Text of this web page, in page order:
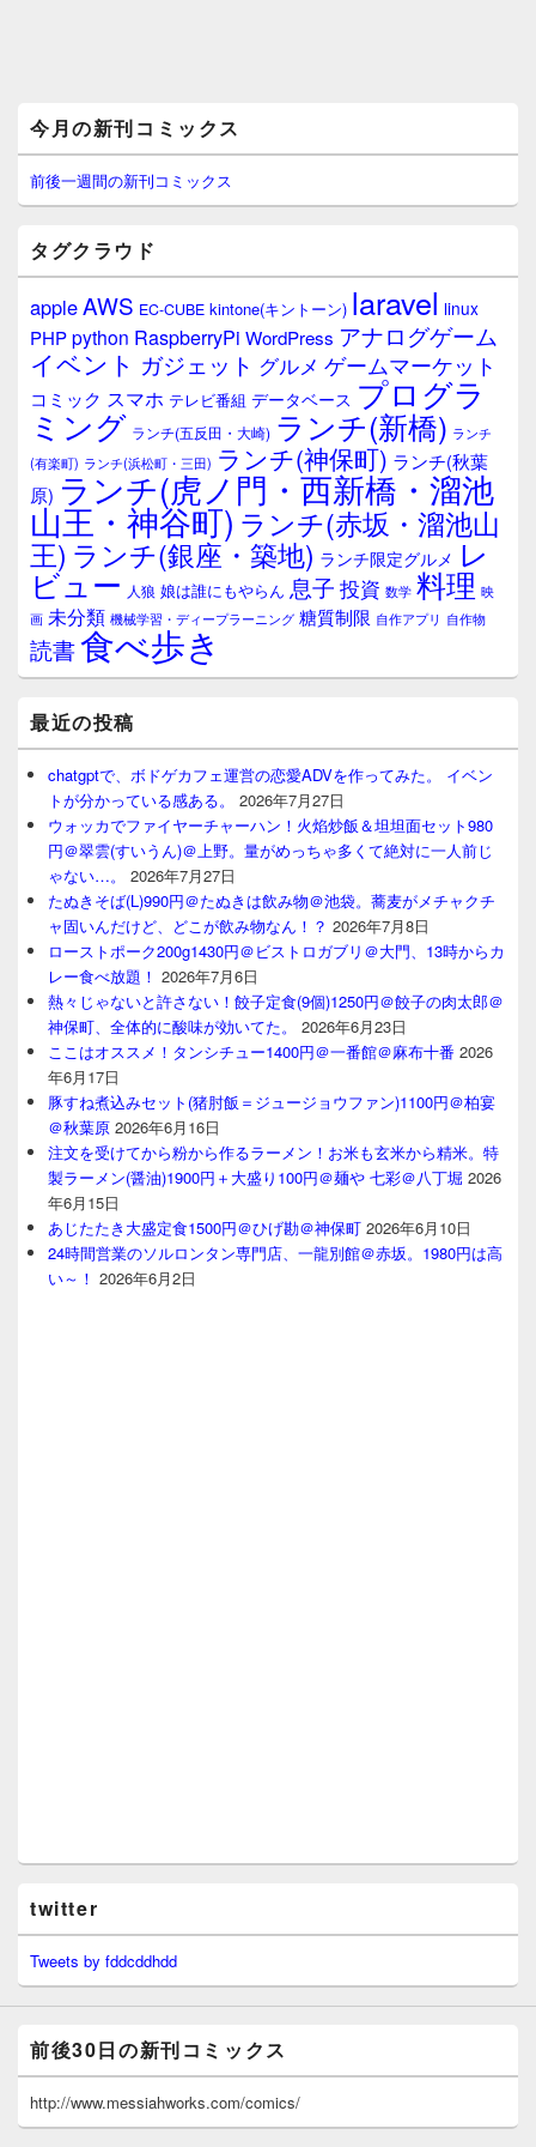
イ
ン
サ
イ
ウ
ィ
ジ
ェ
ア
今月の新刊コミックス
前後一週間の新刊コミックス
タグクラウド
appleAWS EC-CUBE kintone(キントーン) laravel linux
PHPpython RaspberryPi WordPress アナログゲーム
イベント ガジェット グルメ ゲームマーケット
コミック スマホ テレビ番組 データベース プログラ
ミング ランチ(五反田・大崎) ランチ(新橋) ランチ
(有楽町) ランチ(浜松町・三田) ランチ(神保町) ランチ(秋葉
原) ランチ(虎ノ門・西新橋・溜池
山王・神谷町) ランチ(赤坂・溜池山
王) ランチ(銀座・築地) ランチ限定グルメ レ
ビュー 人狼 娘は誰にもやらん 息子 投資 数学 料理 映
画 未分類 機械学習・ディープラーニング 糖質制限 自作アプリ 自作物
読書食べ歩き
最近の投稿
chatgptで、ボドゲカフェ運営の恋愛ADVを作ってみた。 イベン
トが分かっている感ある。
2026年7月27日
ウォッカでファイヤーチャーハン！火焰炒飯＆坦坦面セット980
円＠翠雲(すいうん)＠上野。量がめっちゃ多くて絶対に一人前じ
ゃない…。
2026年7月27日
たぬきそば(L)990円＠たぬきは飲み物＠池袋。蕎麦がメチャクチ
ャ固いんだけど、どこが飲み物なん！？ 2026年7月8日
ローストポーク200g1430円＠ビストロガブリ＠大門、13時からカ
レー食べ放題！ 2026年7月6日
熱々じゃないと許さない！餃子定食(9個)1250円＠餃子の肉太郎＠
神保町、全体的に酸味が効いてた。
2026年6月23日
ここはオススメ！タンシチュー1400円＠一番館＠麻布十番 2026
年6月17日
豚すね煮込みセット(猪肘飯＝ジュージョウファン)1100円＠柏宴
＠秋葉原 2026年6月16日
注文を受けてから粉から作るラーメン！お米も玄米から精米。特
製ラーメン(醤油)1900円＋大盛り100円＠麺や 七彩＠八丁堀 2026
年6月15日
あじたたき大盛定食1500円＠ひげ勘＠神保町 2026年6月10日
24時間営業のソルロンタン専門店、一龍別館＠赤坂。1980円は高
い～！ 2026年6月2日
twitter
Tweets by fddcddhdd
前後30日の新刊コミックス
http://www.messiahworks.com/comics/